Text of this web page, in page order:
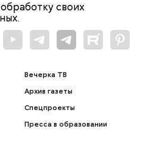
своих
Вечерка ТВ
Архив газеты
Спецпроекты
Пресса в образовании